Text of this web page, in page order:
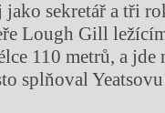
jako sekretář a tři
Lough Gill
110 metrů, a
splňoval